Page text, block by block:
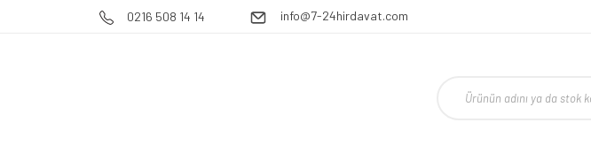
0216 508 14 14 info@7-24hirdavat.com